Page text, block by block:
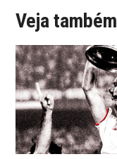
Veja também